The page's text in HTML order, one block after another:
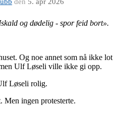
den 5. apr 2026
og dødelig - spor feid bort».
Og noe annet som nå ikke lot
Ulf Løseli ville ikke gi opp.
Løseli rolig.
ingen protesterte.